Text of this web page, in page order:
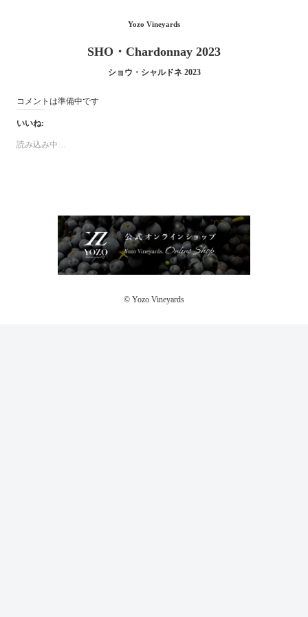
Yozo Vineyards
SHO・Chardonnay 2023
ショウ・シャルドネ 2023
コメントは準備中です
いいね:
読み込み中…
© Yozo Vineyards